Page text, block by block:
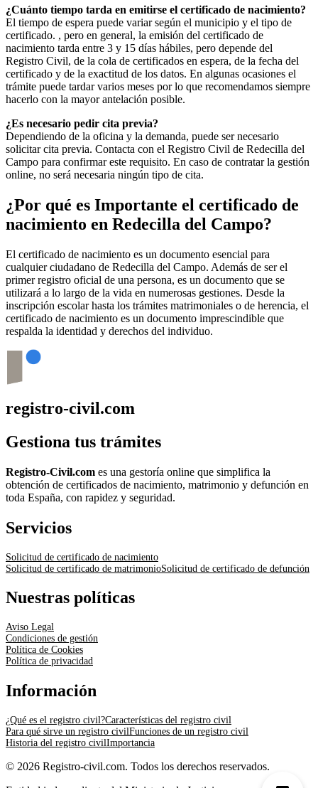
¿Cuánto tiempo tarda en emitirse el certificado de nacimiento?
El tiempo de espera puede variar según el municipio y el tipo de
certificado. , pero en general, la emisión del certificado de
nacimiento tarda entre 3 y 15 días hábiles, pero depende del
Registro Civil, de la cola de certificados en espera, de la fecha del
certificado y de la exactitud de los datos. En algunas ocasiones el
trámite puede tardar varios meses por lo que recomendamos siempre
hacerlo con la mayor antelación posible.
¿Es necesario pedir cita previa?
Dependiendo de la oficina y la demanda, puede ser necesario
solicitar cita previa. Contacta con el Registro Civil de Redecilla del
Campo para confirmar este requisito. En caso de contratar la gestión
online, no será necesaria ningún tipo de cita.
¿Por qué es Importante el certificado de
nacimiento en Redecilla del Campo?
El certificado de nacimiento es un documento esencial para
cualquier ciudadano de Redecilla del Campo. Además de ser el
primer registro oficial de una persona, es un documento que se
utilizará a lo largo de la vida en numerosas gestiones. Desde la
inscripción escolar hasta los trámites matrimoniales o de herencia, el
certificado de nacimiento es un documento imprescindible que
respalda la identidad y derechos del individuo.
registro-civil.com
Gestiona tus trámites
Registro-Civil.com es una gestoría online que simplifica la
obtención de certificados de nacimiento, matrimonio y defunción en
toda España, con rapidez y seguridad.
Servicios
Solicitud de certificado de nacimiento
Solicitud de certificado de matrimonioSolicitud de certificado de defunción
Nuestras políticas
Aviso Legal
Condiciones de gestión
Política de Cookies
Política de privacidad
Información
¿Qué es el registro civil?Características del registro civil
Para qué sirve un registro civilFunciones de un registro civil
Historia del registro civilImportancia
© 2026 Registro-civil.com. Todos los derechos reservados.